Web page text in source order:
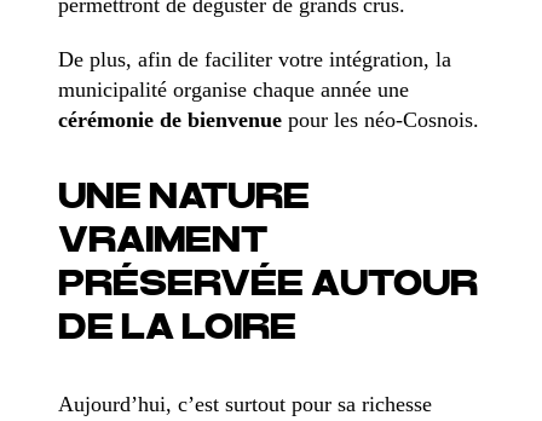
permettront de déguster de grands crus.
De plus, afin de faciliter votre intégration, la
municipalité organise chaque année une
cérémonie de bienvenuepour les néo-Cosnois.
UNE NATURE
VRAIMENT
PRÉSERVÉE AUTOUR
DE LA LOIRE
Aujourd’hui, c’est surtout pour sa richesse